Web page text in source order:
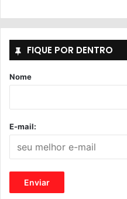
FIQUE POR DENTRO
Nome
E-mail: